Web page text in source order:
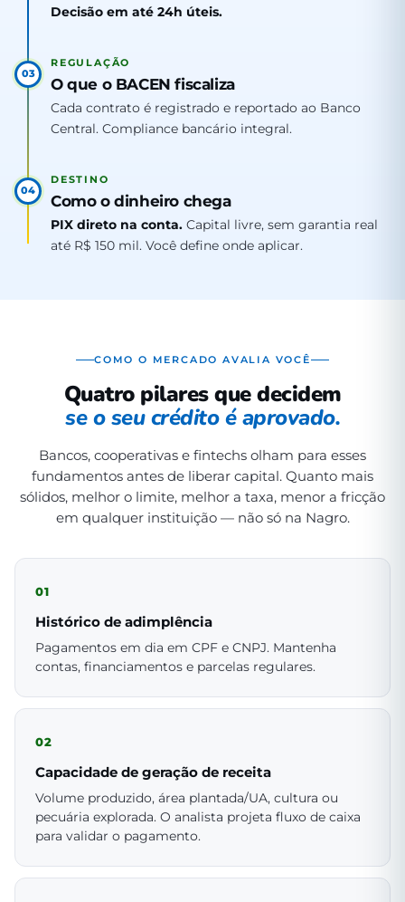
Decisão em até 24h úteis.
03
REGULAÇÃO
O que o BACEN fiscaliza
Cada contrato é registrado e reportado ao Banco
Central. Compliance bancário integral.
04
DESTINO
Como o dinheiro chega
PIX direto na conta. Capital livre, sem garantia real
até R$ 150 mil. Você define onde aplicar.
COMO O MERCADO AVALIA VOCÊ
Quatro pilares que decidem
se o seu crédito é aprovado.
Bancos, cooperativas e fintechs olham para esses
fundamentos antes de liberar capital. Quanto mais
sólidos, melhor o limite, melhor a taxa, menor a fricção
em qualquer instituição — não só na Nagro.
01
Histórico de adimplência
Pagamentos em dia em CPF e CNPJ. Mantenha
contas, financiamentos e parcelas regulares.
02
Capacidade de geração de receita
Volume produzido, área plantada/UA, cultura ou
pecuária explorada. O analista projeta fluxo de caixa
para validar o pagamento.